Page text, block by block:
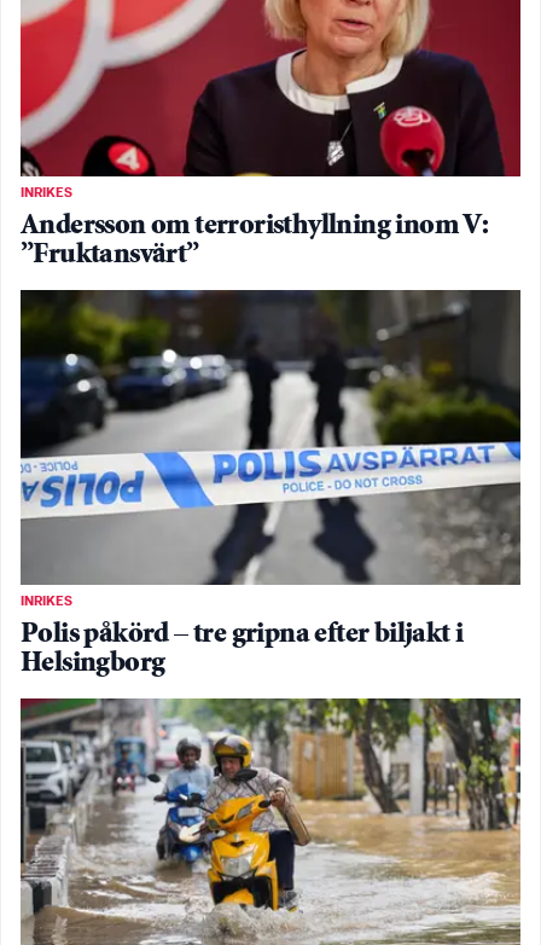
INRIKES
Andersson om terroristhyllning inom V:
”Fruktansvärt”
INRIKES
Polis påkörd – tre gripna efter biljakt i
Helsingborg